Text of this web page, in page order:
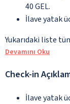
40 GEL.
İlave yatak
Yukarıdaki liste
Devamını Oku
Check-in
İlave yatak